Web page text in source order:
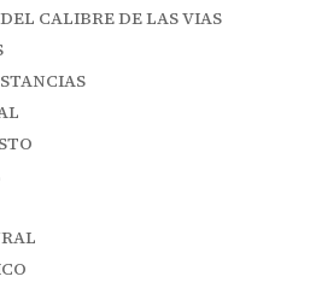
CALIBRE DE LAS VIAS